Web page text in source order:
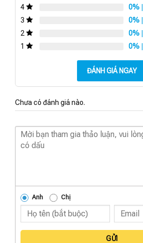
4
0%
3
0%
2
0%
1
0%
ĐÁNH GIÁ NGAY
Chưa có đánh giá nào.
Anh Chị
GỬI